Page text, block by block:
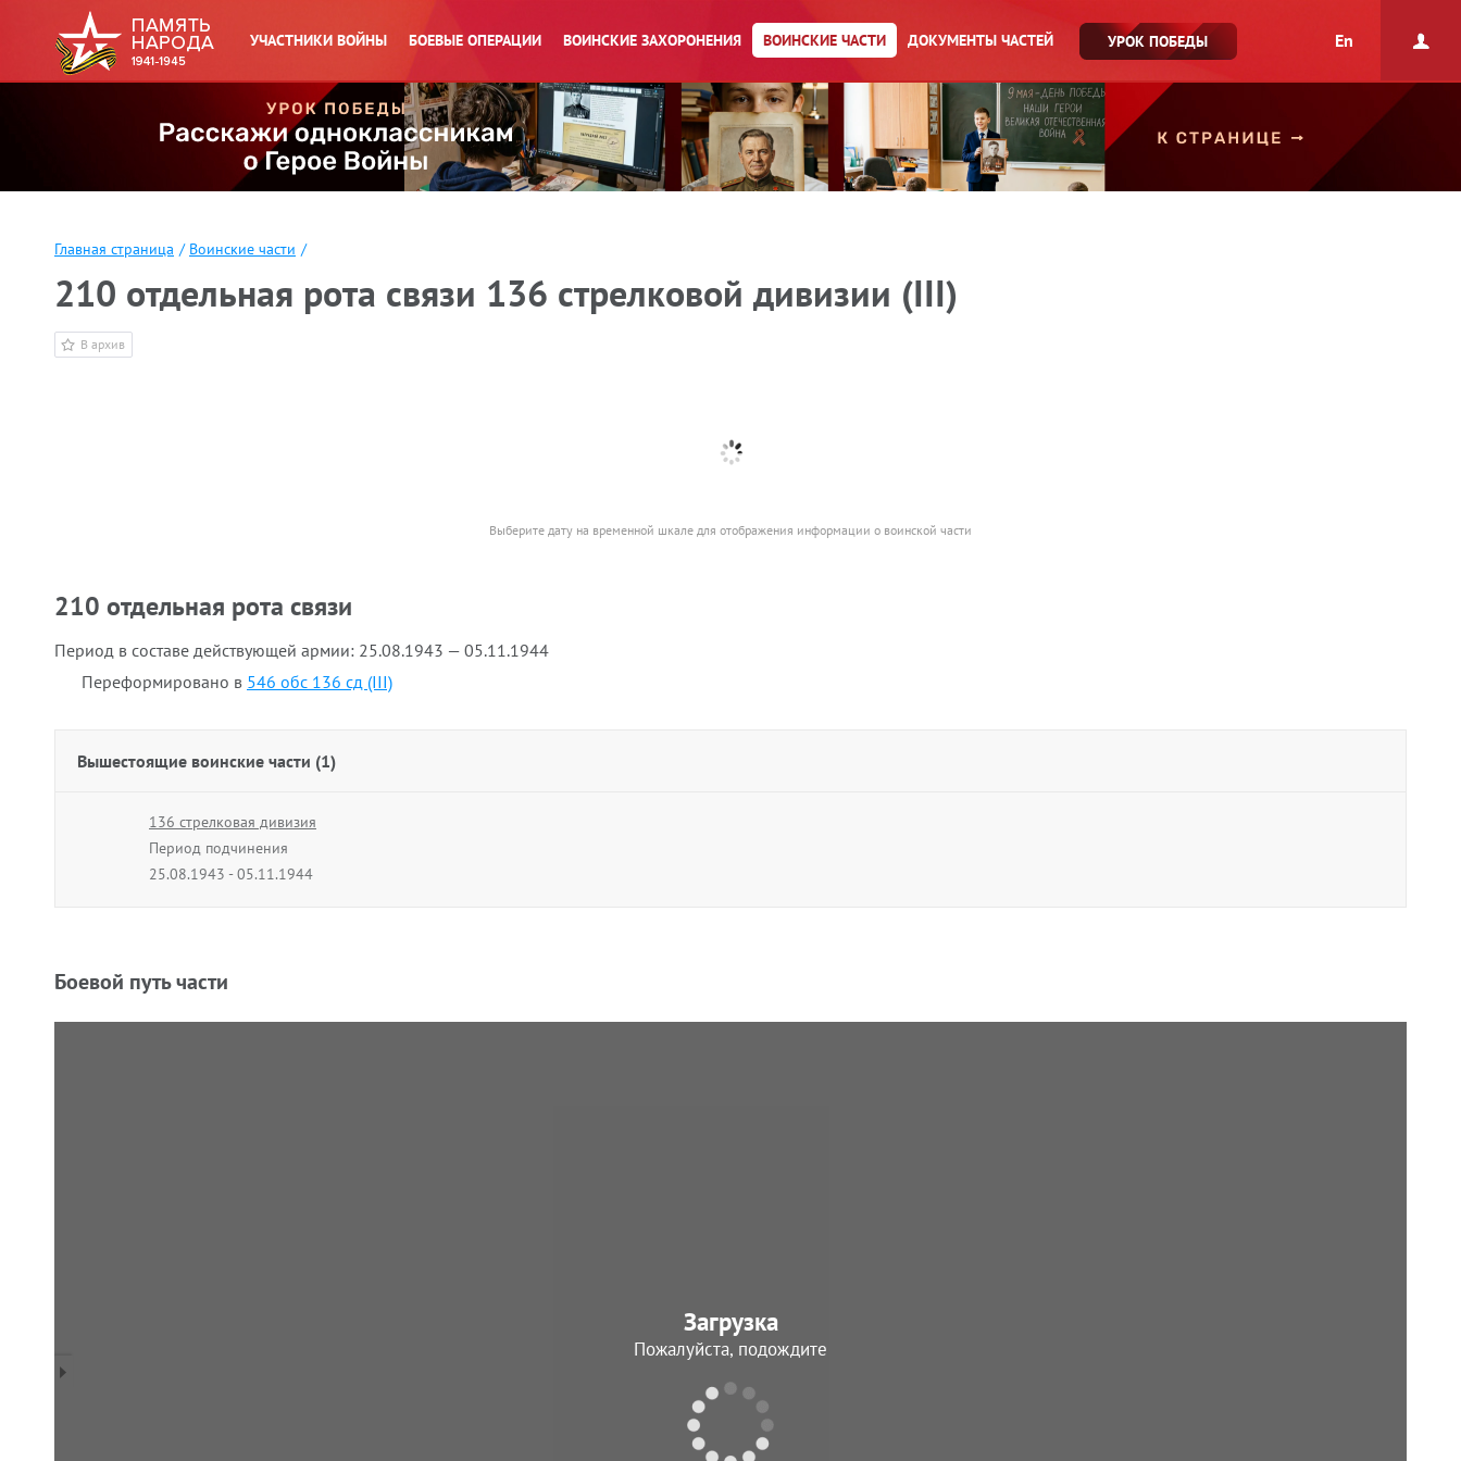
УЧАСТНИКИ ВОЙНЫ БОЕВЫЕ ОПЕРАЦИИ ВОИНСКИЕ ЗАХОРОНЕНИЯ ВОИНСКИЕ ЧАСТИ ДОКУМЕНТЫ ЧАСТЕЙ УРОК ПОБЕДЫ En
Главная страница / Воинские части /
210 отдельная рота связи 136 стрелковой дивизии (III)
В архив
Выберите дату на временной шкале для отображения информации о воинской части
210 отдельная рота связи
Период в составе действующей армии: 25.08.1943 — 05.11.1944
Переформировано в 546 обс 136 сд (III)
Вышестоящие воинские части (1)
136 стрелковая дивизия
Период подчинения
25.08.1943 - 05.11.1944
Боевой путь части
Загрузка
Пожалуйста, подождите